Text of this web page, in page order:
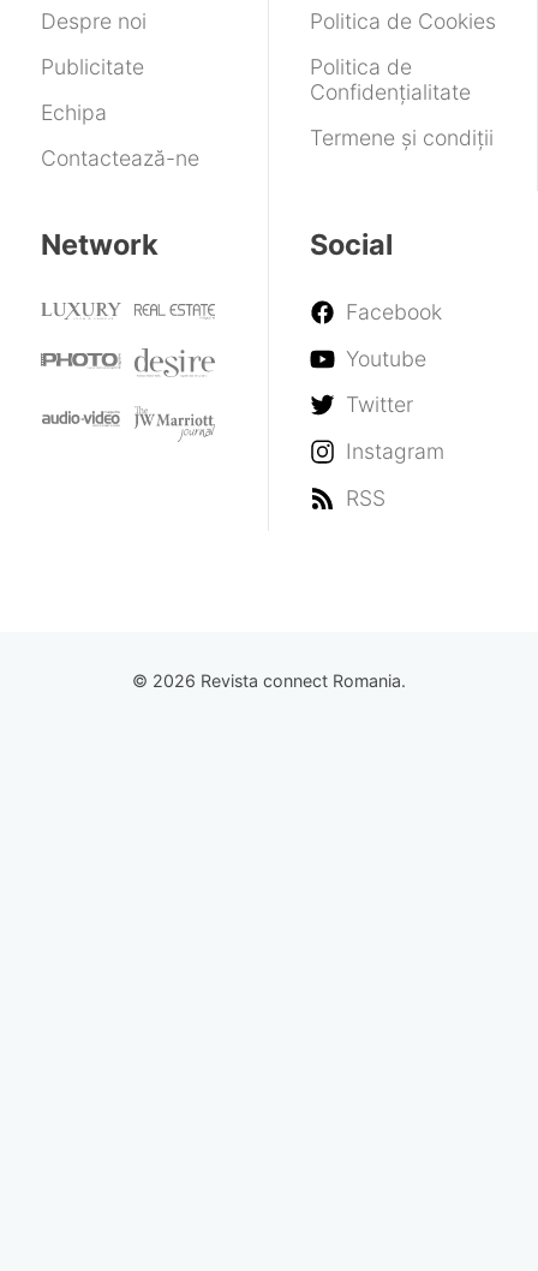
Despre noi
Publicitate
Echipa
Contactează-ne
Politica de Cookies
Politica de
Confidențialitate
Termene și condiții
Network Social
Facebook
Youtube
Twitter
Instagram
RSS
© 2026 Revista connect Romania.